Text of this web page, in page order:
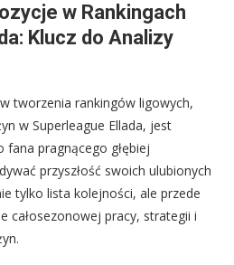
w Rankingach
Klucz do Analizy
tworzenia rankingów ligowych,
w Superleague Ellada, jest
pragnącego głębiej
przyszłość swoich ulubionych
tylko lista kolejności, ale przede
całosezonowej pracy, strategii i